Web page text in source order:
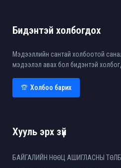
Хууль эрх зүй
БАЙГАЛИЙН НӨӨЦ АШИГЛАСНЫ
Бидэнтэй холбогдох
Мэдээллийн сантай холбоотой
мэдээлэл авах бол бидэнтэй
Холбоо барих